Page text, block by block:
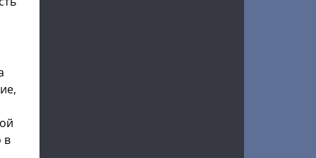
в